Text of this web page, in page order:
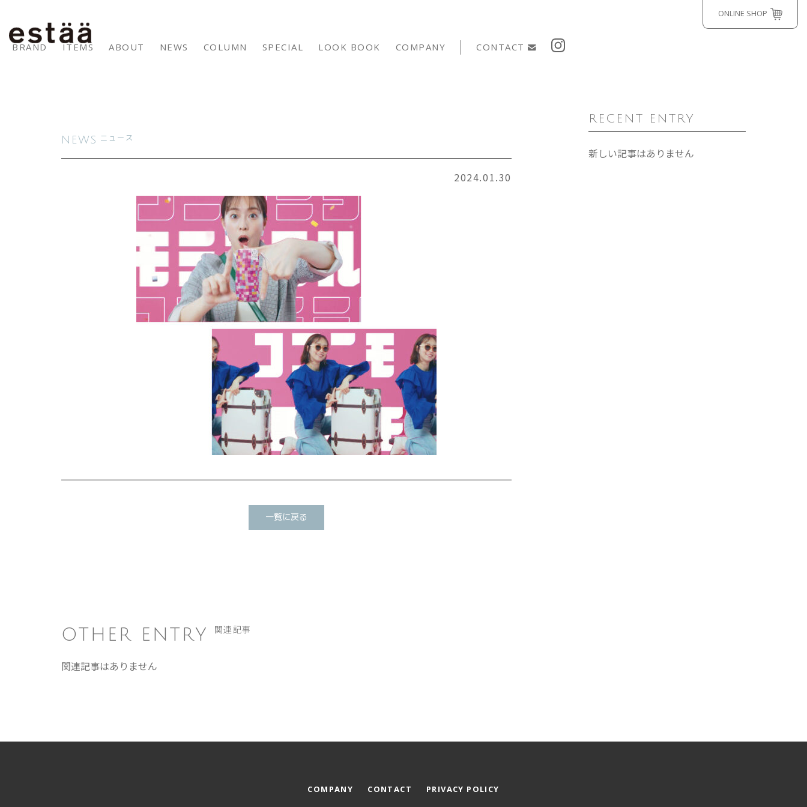
ONLINE SHOP
BRAND ITEMS ABOUT NEWS COLUMN SPECIAL LOOK BOOK COMPANY CONTACT
NEWS ニュース
2024.01.30
一覧に戻る
RECENT ENTRY
新しい記事はありません
OTHER ENTRY 関連記事
関連記事はありません
COMPANY CONTACT PRIVACY POLICY